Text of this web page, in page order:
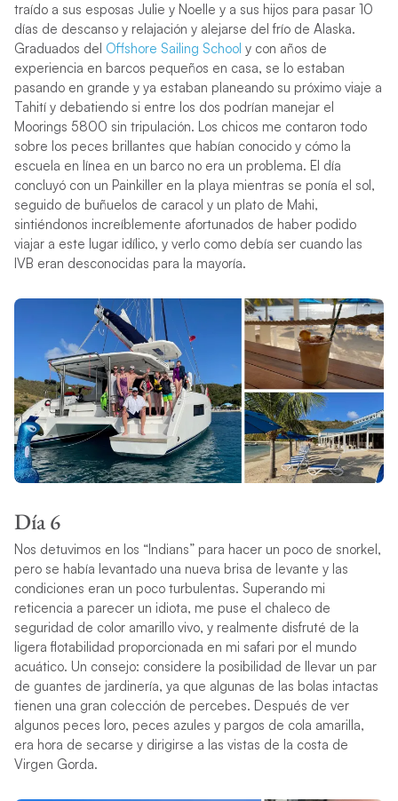
traído a sus esposas Julie y Noelle y a sus hijos para pasar 10
días de descanso y relajación y alejarse del frío de Alaska.
Graduados del Offshore Sailing School y con años de
experiencia en barcos pequeños en casa, se lo estaban
pasando en grande y ya estaban planeando su próximo viaje a
Tahití y debatiendo si entre los dos podrían manejar el
Moorings 5800 sin tripulación. Los chicos me contaron todo
sobre los peces brillantes que habían conocido y cómo la
escuela en línea en un barco no era un problema. El día
concluyó con un Painkiller en la playa mientras se ponía el sol,
seguido de buñuelos de caracol y un plato de Mahi,
sintiéndonos increíblemente afortunados de haber podido
viajar a este lugar idílico, y verlo como debía ser cuando las
IVB eran desconocidas para la mayoría.
Día 6
Nos detuvimos en los “Indians” para hacer un poco de snorkel,
pero se había levantado una nueva brisa de levante y las
condiciones eran un poco turbulentas. Superando mi
reticencia a parecer un idiota, me puse el chaleco de
seguridad de color amarillo vivo, y realmente disfruté de la
ligera flotabilidad proporcionada en mi safari por el mundo
acuático. Un consejo: considere la posibilidad de llevar un par
de guantes de jardinería, ya que algunas de las bolas intactas
tienen una gran colección de percebes. Después de ver
algunos peces loro, peces azules y pargos de cola amarilla,
era hora de secarse y dirigirse a las vistas de la costa de
Virgen Gorda.